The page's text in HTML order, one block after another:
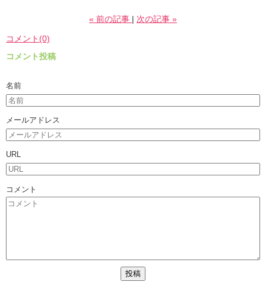
« 前の記事 次の記事 »
コメント(0)
コメント投稿
名前
メールアドレス
URL
コメント